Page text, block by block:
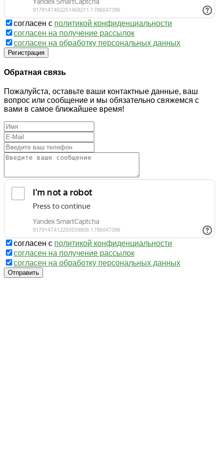
согласен с политикой конфиденциальности
согласен на получение рассылок
согласен на обработку персональных данных
Регистрация
Обратная связь
Пожалуйста, оставьте ваши контактные данные, ваш
вопрос или сообщение и мы обязательно свяжемся с
вами в самое ближайшее время!
согласен с политикой конфиденциальности
согласен на получение рассылок
согласен на обработку персональных данных
Отправить